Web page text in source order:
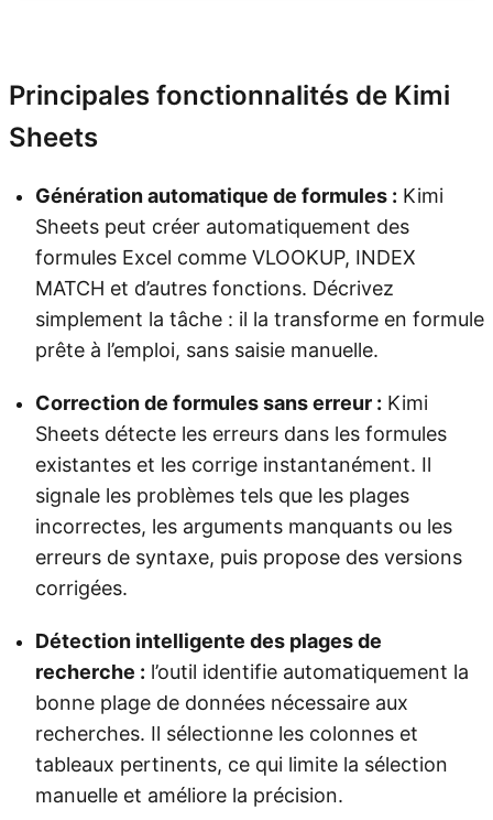
Principales fonctionnalités de Kimi
Sheets
Génération automatique de formules : Kimi
Sheets peut créer automatiquement des
formules Excel comme VLOOKUP, INDEX
MATCH et d’autres fonctions. Décrivez
simplement la tâche : il la transforme en formule
prête à l’emploi, sans saisie manuelle.
Correction de formules sans erreur : Kimi
Sheets détecte les erreurs dans les formules
existantes et les corrige instantanément. Il
signale les problèmes tels que les plages
incorrectes, les arguments manquants ou les
erreurs de syntaxe, puis propose des versions
corrigées.
Détection intelligente des plages de
recherche : l’outil identifie automatiquement la
bonne plage de données nécessaire aux
recherches. Il sélectionne les colonnes et
tableaux pertinents, ce qui limite la sélection
manuelle et améliore la précision.